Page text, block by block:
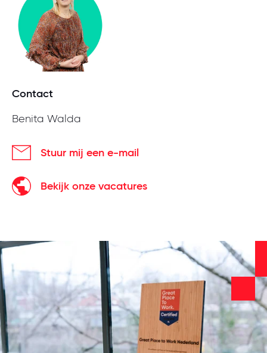
Contact
Benita Walda
Stuur mij een e-mail
Bekijk onze vacatures